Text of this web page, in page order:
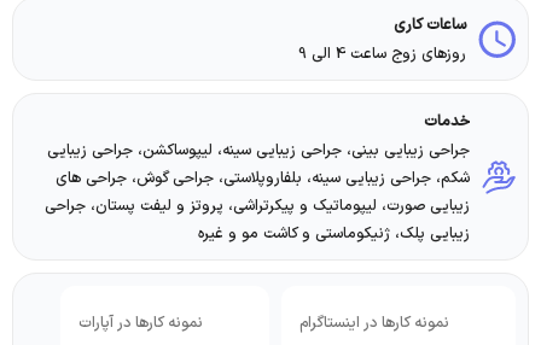
ساعات کاری
روزهای زوج ساعت 4 الی 9
خدمات
جراحی زیبایی بینی، جراحی زیبایی سینه، لیپوساکشن، جراحی زیبایی
شکم، جراحی زیبایی سینه، بلفاروپلاستی، جراحی گوش، جراحی های
زیبایی صورت، لیپوماتیک و پیکرتراشی، پروتز و لیفت پستان، جراحی
زیبایی پلک، ژنیکوماستی و کاشت مو و غیره
نمونه کارها در اینستاگرام نمونه کارها در آپارات